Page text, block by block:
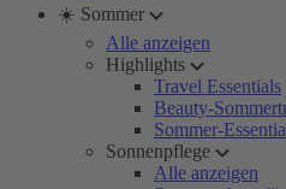
☀️ Sommer
Alle anzeigen
Highlights
Travel Essentials
Beauty-
Sommer-
Sonnenpflege
Alle anzeigen